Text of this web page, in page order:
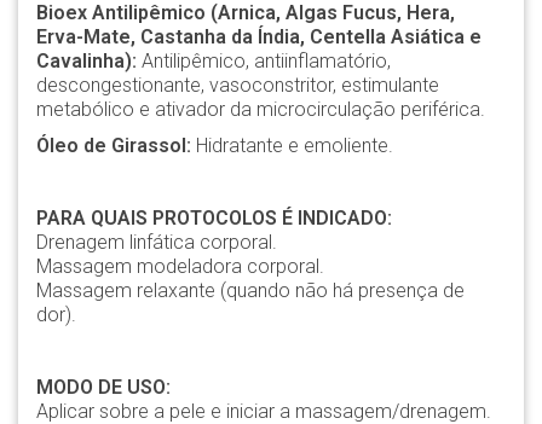
Bioex Antilipêmico (Arnica, Algas Fucus, Hera,
Erva-Mate, Castanha da Índia, Centella Asiática e
Cavalinha): Antilipêmico, antiinflamatório,
descongestionante, vasoconstritor, estimulante
metabólico e ativador da microcirculação periférica.
Óleo de Girassol: Hidratante e emoliente.
PARA QUAIS PROTOCOLOS É INDICADO:
Drenagem linfática corporal.
Massagem modeladora corporal.
Massagem relaxante (quando não há presença de
dor).
MODO DE USO:
Aplicar sobre a pele e iniciar a massagem/drenagem.